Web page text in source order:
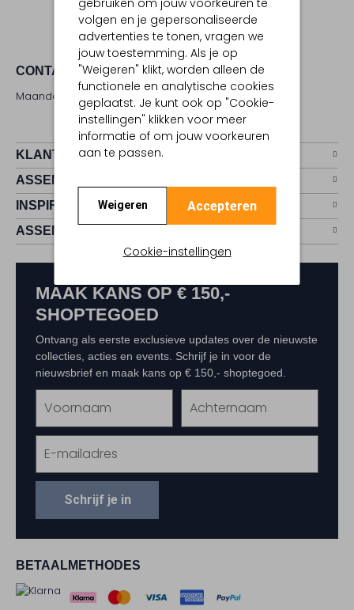
volgen en je gepersonaliseerde
advertenties te tonen, vragen we
jouw toestemming. Als je op
"Weigeren" klikt, worden alleen de
functionele en analytische cookies
geplaatst. Je kunt ook op "Cookie-
instellingen" klikken voor meer
informatie of om jouw voorkeuren
aan te passen.
Weigeren Accepteren
Cookie-instellingen
CONTACT
Maandag - zaterdag 09:00 - 17:00 uur
KLANTENSERVICE
ASSEMVIP
INSPIRATIE
ASSEM
BETAALMETHODES
MAAK KANS OP € 150,-
SHOPTEGOED
Ontvang als eerste exclusieve updates over de nieuwste
collecties, acties en events. Schrijf je in voor de
nieuwsbrief en maak kans op € 150,- shoptegoed.
Schrijf je in